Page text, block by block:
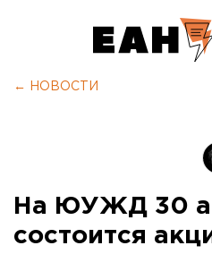
← НОВОСТИ
На ЮУЖД 30
состоится